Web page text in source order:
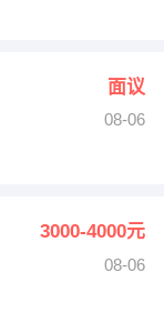
面议
08-06
3000-4000元
08-06